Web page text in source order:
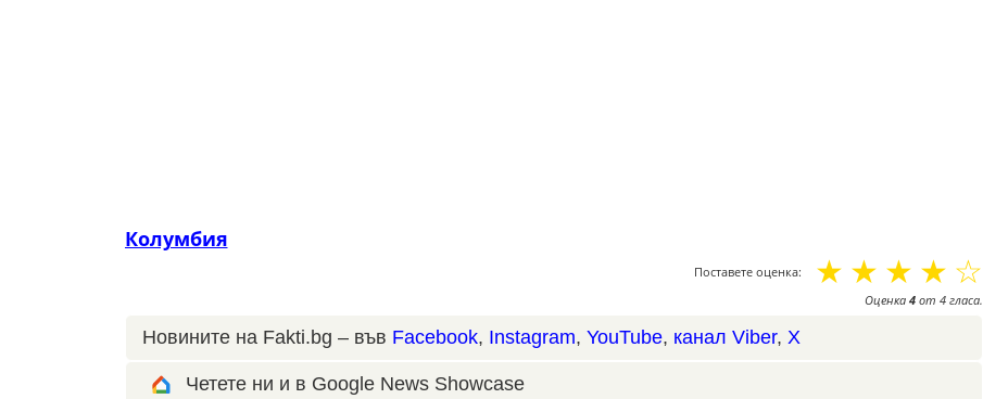
Колумбия
Поставете оценка: ☆
☆
☆
☆
☆
Оценка 4от 4гласа.
Новините на Fakti.bg – във Facebook, Instagram, YouTube, канал Viber, X
Четете ни и в Google News Showcase